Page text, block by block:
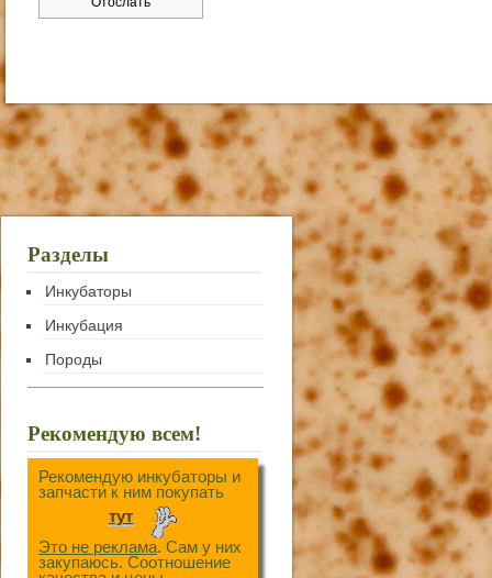
Разделы
Инкубаторы
Инкубация
Породы
Рекомендую всем!
Рекомендую инкубаторы и
запчасти к ним покупать
тут
Это не реклама. Сам у них
закупаюсь. Соотношение